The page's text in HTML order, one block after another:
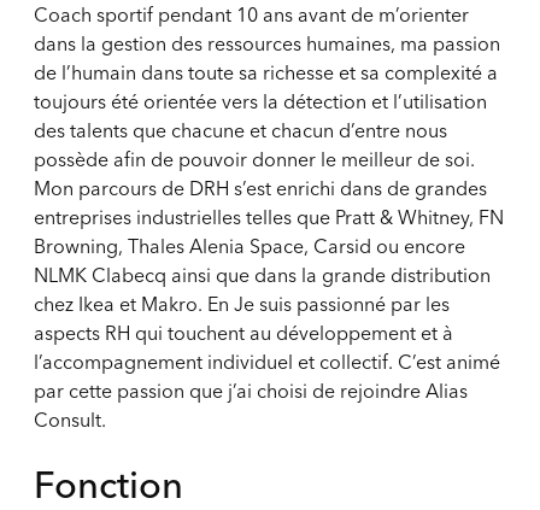
Coach sportif pendant 10 ans avant de m’orienter
dans la gestion des ressources humaines, ma passion
de l’humain dans toute sa richesse et sa complexité a
toujours été orientée vers la détection et l’utilisation
des talents que chacune et chacun d’entre nous
possède afin de pouvoir donner le meilleur de soi.
Mon parcours de DRH s’est enrichi dans de grandes
entreprises industrielles telles que Pratt & Whitney, FN
Browning, Thales Alenia Space, Carsid ou encore
NLMK Clabecq ainsi que dans la grande distribution
chez Ikea et Makro. En Je suis passionné par les
aspects RH qui touchent au développement et à
l’accompagnement individuel et collectif. C’est animé
par cette passion que j’ai choisi de rejoindre Alias
Consult.
Fonction